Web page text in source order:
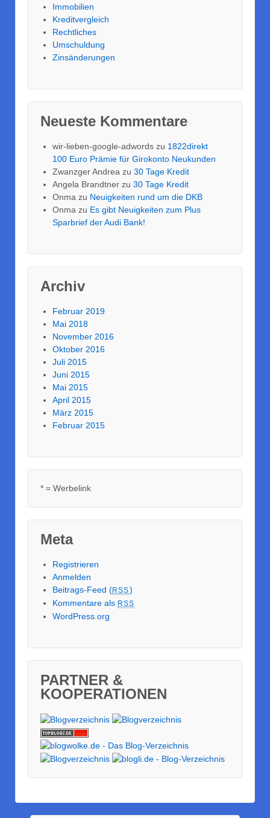
Immobilien
Kreditvergleich
Rechtliches
Umschuldung
Zinsänderungen
Neueste Kommentare
wir-lieben-google-adwords zu 1822direkt
100 Euro Prämie für Girokonto Neukunden
Zwanzger Andrea zu 30 Tage Kredit
Angela Brandtner zu 30 Tage Kredit
Onma zu Neuigkeiten rund um die DKB
Onma zu Es gibt Neuigkeiten zum Plus
Sparbrief der Audi Bank!
Archiv
Februar 2019
Mai 2018
November 2016
Oktober 2016
Juli 2015
Juni 2015
Mai 2015
April 2015
März 2015
Februar 2015
* = Werbelink
Meta
Registrieren
Anmelden
Beitrags-Feed (RSS)
Kommentare als RSS
WordPress.org
PARTNER &
KOOPERATIONEN